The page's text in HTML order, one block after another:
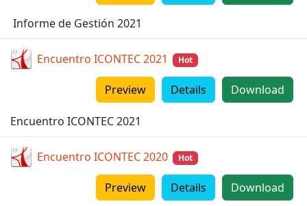
Informe de Gestión 2021
Encuentro ICONTEC 2021 Hot
Download
Details
Preview
Encuentro ICONTEC 2021
Encuentro ICONTEC 2020 Hot
Download
Details
Preview